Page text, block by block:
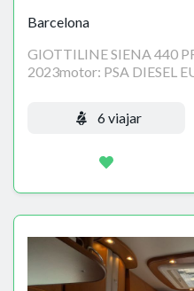
Barcelona
GIOTTILINE SIENA 440
2023motor: PSA DIESEL
6 viajar